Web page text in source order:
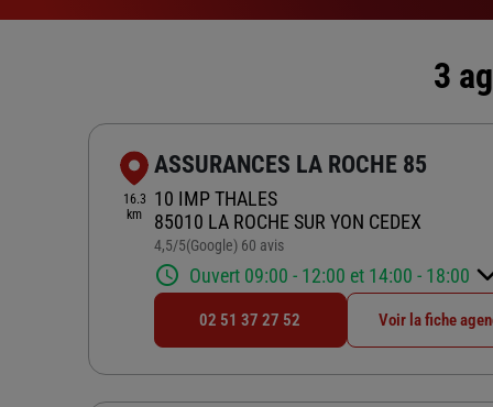
3
16.3
km
ASSURANCES LA ROCHE 85
10 IMP THALES
85010 LA ROCHE SUR YON CEDEX
4,5/5Note de 4.5 sur 5
(Google) 60 avis
Ouvert 09:00 - 12:00 et 14:00 - 18:00
02 51 37 27 52 Voir la fiche